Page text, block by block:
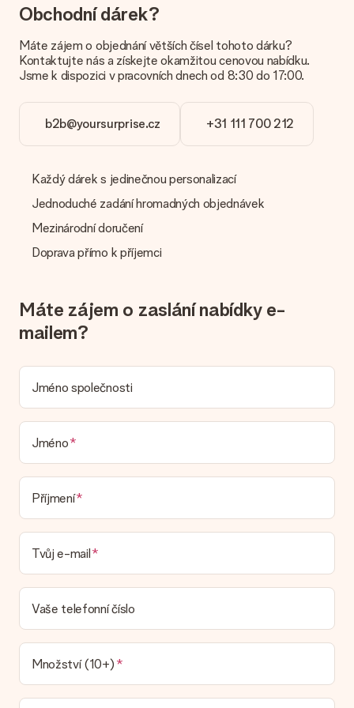
Platba
Nabízíme následující způsoby platby: iDeal, Paypal, kreditní
kartu, fakturu přes Klarna nebo ruční převod. V případě ručního
převodu platby prosím vezměte v úvahu dodací lhůtu 3 dny
Dostal dar
Co když ten dar není zcela podle mých představ?
prosím na náš zákaznický servis, který vám rád pomůže najít
vhodné řešení.
Je faktura odeslána spolu s objednávkou?
vždy v potvrzovacím e-mailu a vždy ji najdete ve svém účtu
Obchodní dárek?
Máte zájem o objednání větších čísel tohoto dárku?
Kontaktujte nás a získejte okamžitou cenovou nabídku.
Jsme k dispozici v pracovních dnech od 8:30 do 17:00.
b2b@yoursurprise.cz +31 111 700 212
Každý dárek s jedinečnou personalizací
Jednoduché zadání hromadných objednávek
Mezinárodní doručení
Doprava přímo k příjemci
Máte zájem o zaslání nabídky e-
mailem?
Jméno společnosti
Jméno
Příjmení
Tvůj e-mail
Vaše telefonní číslo
Množství (10+)